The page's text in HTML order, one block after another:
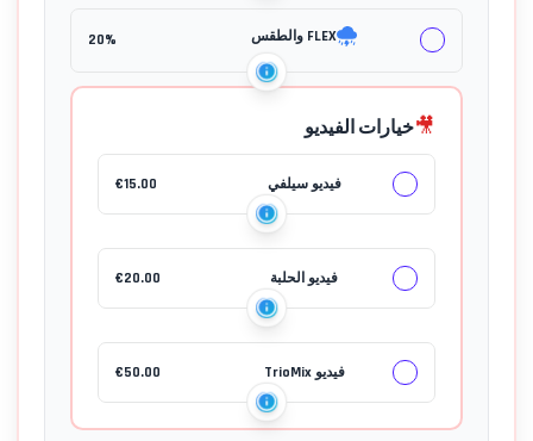
جهات الاتصال
FLEX والطقس 20%
🎥خيارات الفيديو
فيديو سيلفي €15.00
فيديو الحلبة €20.00
فيديو TrioMix €50.00